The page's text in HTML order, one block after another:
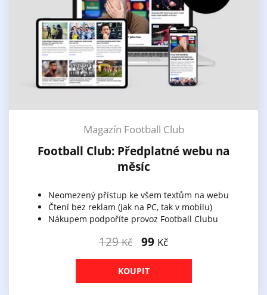
Magazín Football Club
Football Club: Předplatné webu na
měsíc
Neomezený přístup ke všem textům na webu
Čtení bez reklam (jak na PC, tak v mobilu)
Nákupem podpoříte provoz Football Clubu
129Kč 99 Kč
KOUPIT